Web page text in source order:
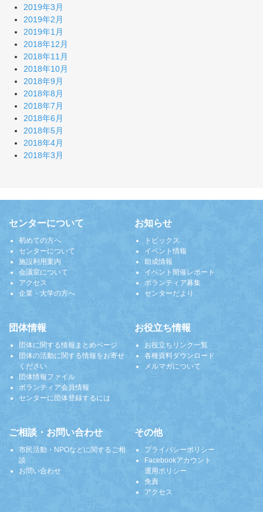
2019年3月
2019年2月
2019年1月
2018年12月
2018年11月
2018年10月
2018年9月
2018年8月
2018年7月
2018年6月
2018年5月
2018年4月
2018年3月
センターについて
初めての方へ
センターについて
施設利用案内
会議室について
アクセス
企業・大学の方へ
お知らせ
トピックス
イベント情報
助成情報
イベント開催レポート
ボランティア募集
センターだより
団体情報
団体に関する情報まとめページ
団体の活動に関する情報をお寄せ
ください
団体情報ファイル
ボランティア会員情報
センターに団体登録するには
お役立ち情報
お役立ちリンク一覧
各種資料ダウンロード
メルマガについて
ご相談・お問い合わせ
市民活動・NPOなどに関するご相
談
お問い合わせ
その他
プライバシーポリシー
Facebookアカウント
運用ポリシー
免責
アクセス